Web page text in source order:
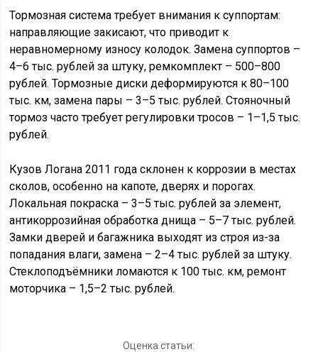
Тормозная система требует внимания к суппортам:
направляющие закисают, что приводит к
неравномерному износу колодок. Замена суппортов –
4–6 тыс. рублей за штуку, ремкомплект – 500–800
рублей. Тормозные диски деформируются к 80–100
тыс. км, замена пары – 3–5 тыс. рублей. Стояночный
тормоз часто требует регулировки тросов – 1–1,5 тыс.
рублей.
Кузов Логана 2011 года склонен к коррозии в местах
сколов, особенно на капоте, дверях и порогах.
Локальная покраска – 3–5 тыс. рублей за элемент,
антикоррозийная обработка днища – 5–7 тыс. рублей.
Замки дверей и багажника выходят из строя из-за
попадания влаги, замена – 2–4 тыс. рублей за штуку.
Стеклоподъёмники ломаются к 100 тыс. км, ремонт
моторчика – 1,5–2 тыс. рублей.
Оценка статьи: